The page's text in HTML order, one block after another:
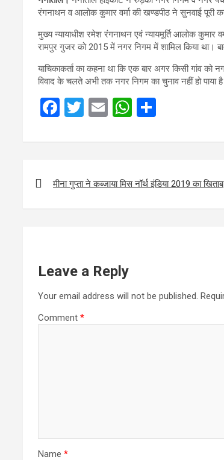
रंगनाथन व आलोक कुमार वर्मा की खण्डपीठ ने सुनवाई पूरी
मुख्य न्यायाधीश रमेश रंगनाथन एवं न्यायमूर्ति आलोक कुमार
रामपुर गुजर को 2015 में नगर निगम में शामिल किया था।
याचिकाकर्ता का कहना था कि एक बार अगर किसी गांव को
विवाद के चलते अभी तक नगर निगम का चुनाव नहीं हो पाया
F
ce
o
o
T
tt
E
ail
W
at
A
p
ar
navigation
मीना गुप्ता ने कब्जाया मिस नॉर्थ इंडिया 2019 का खिताब
Leave a Reply
Your email address will not be published.
Comment *
Name *